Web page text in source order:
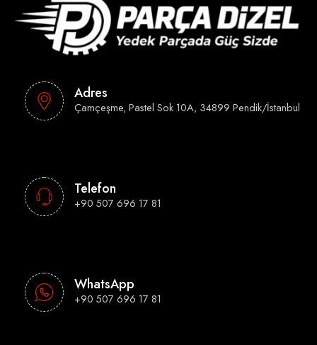
Adres
Çamçeşme, Pastel Sok 10A, 34899 Pendik/İstanbul
Telefon
+90 507 696 17 81
WhatsApp
+90 507 696 17 81